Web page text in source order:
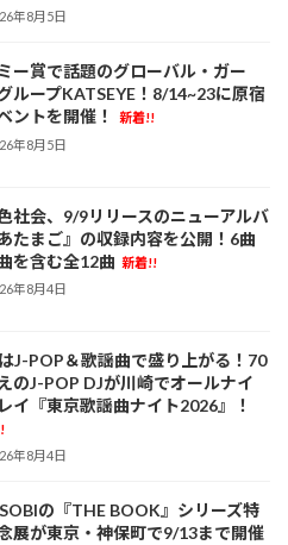
年8月5日
ー賞で話題のグローバル・ガー
ループKATSEYE！8/14~23に原宿
ントを開催！
新着!!
年8月5日
社会、9/9リリースのニューアルバ
たまご』の収録内容を公開！6曲
を含む全12曲 新着!!
年8月4日
J-POP＆歌謡曲で盛り上がる！70
のJ-POP DJが川崎でオールナイ
イ『東京歌謡曲ナイト2026』！
年8月4日
の『THE BOOK』シリーズ特
展が東京・神保町で9/13まで開催